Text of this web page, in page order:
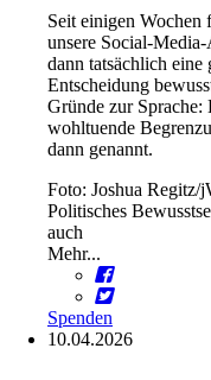
Seit einigen Wochen
unsere Social-
dann tatsächlich eine
Entscheidung
Gründe zur
wohltuende
dann genannt.
Foto: Joshua Regitz/
Politisches
auch
Mehr...
Spenden
10.04.2026